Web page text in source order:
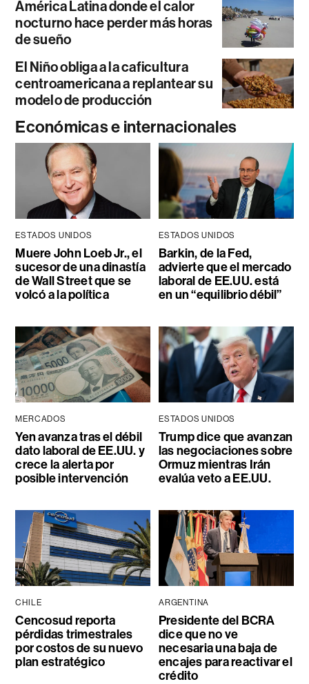
América Latina donde el calor
nocturno hace perder más horas
de sueño
El Niño obliga a la caficultura
centroamericana a replantear su
modelo de producción
Económicas e internacionales
ESTADOS UNIDOS
Muere John Loeb Jr., el
sucesor de una dinastía
de Wall Street que se
volcó a la política
ESTADOS UNIDOS
Barkin, de la Fed,
advierte que el mercado
laboral de EE.UU. está
en un “equilibrio débil”
MERCADOS
Yen avanza tras el débil
dato laboral de EE.UU. y
crece la alerta por
posible intervención
ESTADOS UNIDOS
Trump dice que avanzan
las negociaciones sobre
Ormuz mientras Irán
evalúa veto a EE.UU.
CHILE
Cencosud reporta
pérdidas trimestrales
por costos de su nuevo
plan estratégico
ARGENTINA
Presidente del BCRA
dice que no ve
necesaria una baja de
encajes para reactivar el
crédito